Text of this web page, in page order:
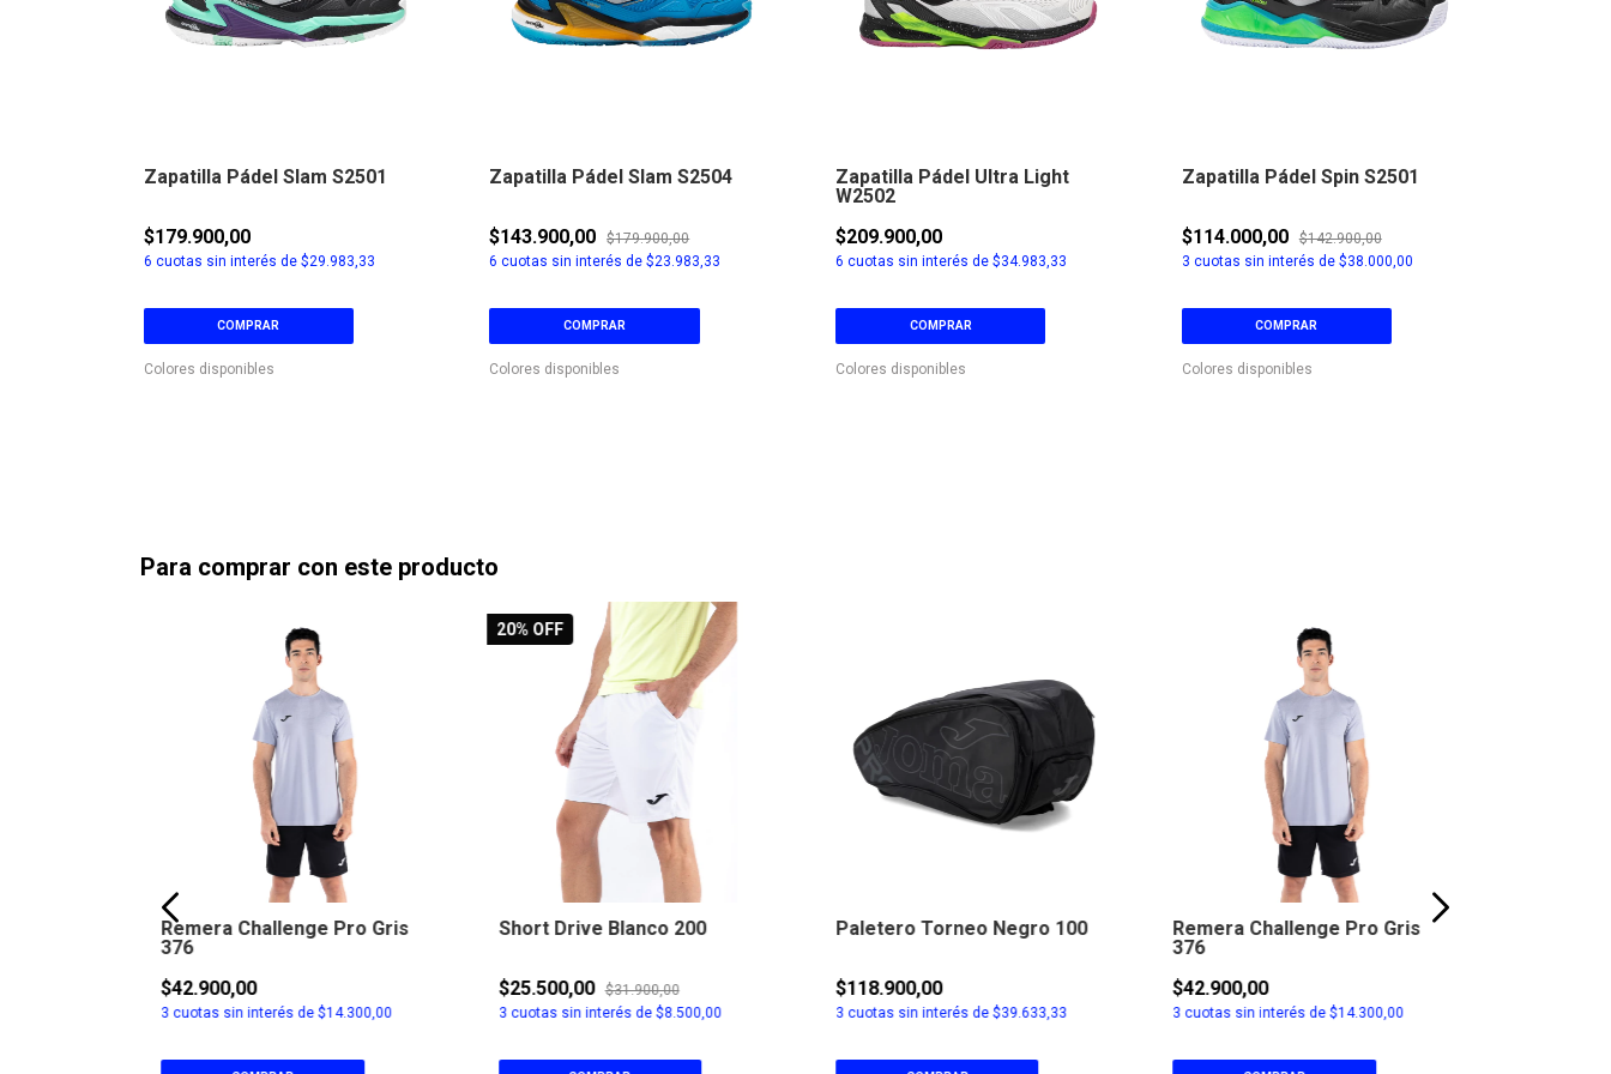
Zapatilla Pádel Slam S2501
$179.900,00
6 cuotas sin interés de $29.983,33
COMPRAR
Colores disponibles
Zapatilla Pádel Slam S2504
$143.900,00
$179.900,00
6 cuotas sin interés de$23.983,33
COMPRAR
Colores disponibles
Zapatilla Pádel Ultra Light
W2502
$209.900,00
6 cuotas sin interés de $34.983,33
COMPRAR
Colores disponibles
Zapatilla Pádel Spin S2501
$114.000,00
$142.900,00
3 cuotas sin interés de $38.000,00
COMPRAR
Colores disponibles
Para comprar con este producto
Remera Challenge Pro Gris
376
$42.900,00
3 cuotas sin interés de$14.300,00
20% OFF
Short Drive Blanco 200
$25.500,00 $31.900,00
3cuotas sin interés de $8.500,00
Paletero Torneo Negro 100
$118.900,00
3 cuotas sin interés de $39.633,33
Remera Challenge Pro Gris
376
$42.900,00
3 cuotas sin interés de$14.300,00